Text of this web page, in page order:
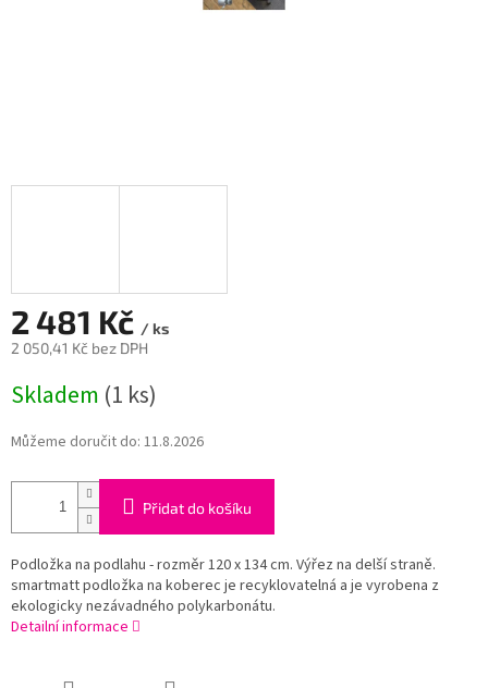
2 481 Kč / ks
2 050,41 Kč bez DPH
cena:
Skladem (1 ks)
Můžeme doručit do: 11.8.2026
Přidat do košíku
Podložka na podlahu - rozměr 120 x 134 cm. Výřez na delší straně.
smartmatt podložka na koberec je recyklovatelná a je vyrobena z
ekologicky nezávadného polykarbonátu.
Detailní informace